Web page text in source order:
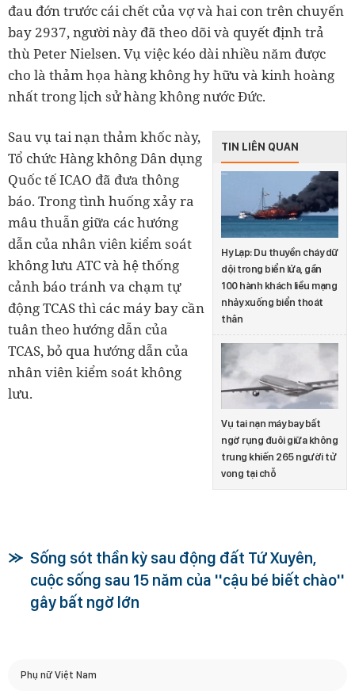
đau đớn trước cái chết của vợ và hai con trên chuyến
bay 2937, người này đã theo dõi và quyết định trả
thù Peter Nielsen. Vụ việc kéo dài nhiều năm được
cho là thảm họa hàng không hy hữu và kinh hoàng
nhất trong lịch sử hàng không nước Đức.
TIN LIÊN QUAN
Hy Lạp: Du thuyền cháy dữ
dội trong biển lửa, gần
100 hành khách liều mạng
nhảy xuống biển thoát
thân
Vụ tai nạn máy bay bất
ngờ rụng đuôi giữa không
trung khiến 265 người tử
vong tại chỗ
Sau vụ tai nạn thảm khốc này,
Tổ chức Hàng không Dân dụng
Quốc tế ICAO đã đưa thông
báo. Trong tình huống xảy ra
mâu thuẫn giữa các hướng
dẫn của nhân viên kiểm soát
không lưu ATC và hệ thống
cảnh báo tránh va chạm tự
động TCAS thì các máy bay cần
tuân theo hướng dẫn của
TCAS, bỏ qua hướng dẫn của
nhân viên kiểm soát không
lưu.
Sống sót thần kỳ sau động đất Tứ Xuyên,
cuộc sống sau 15 năm của ''cậu bé biết chào''
gây bất ngờ lớn
Phụ nữ Việt Nam